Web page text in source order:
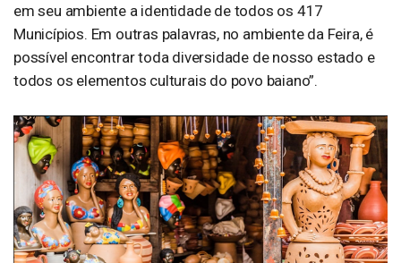
em seu ambiente a identidade de todos os 417
Municípios. Em outras palavras, no ambiente da Feira, é
possível encontrar toda diversidade de nosso estado e
todos os elementos culturais do povo baiano”.